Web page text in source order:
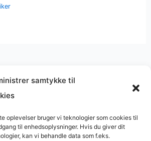
samtykke til
oplevelser bruger vi teknologier som cookies til
til enhedsoplysninger. Hvis du giver dit
kan vi behandle data som f.eks.
på
© 2026 BasimWorld
afWebbureau.dk